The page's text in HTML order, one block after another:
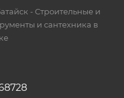
- Cтроительные и
и сантехника в